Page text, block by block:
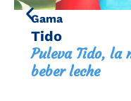
Gama
Tido
Puleva Tido, la
beber leche